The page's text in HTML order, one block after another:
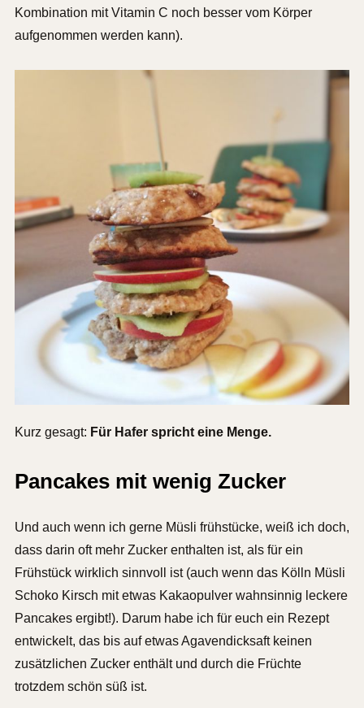
Kombination mit Vitamin C noch besser vom Körper
aufgenommen werden kann).
Kurz gesagt: Für Hafer spricht eine Menge.
Pancakes mit wenig Zucker
Und auch wenn ich gerne Müsli frühstücke, weiß ich doch,
dass darin oft mehr Zucker enthalten ist, als für ein
Frühstück wirklich sinnvoll ist (auch wenn das Kölln Müsli
Schoko Kirsch mit etwas Kakaopulver wahnsinnig leckere
Pancakes ergibt!). Darum habe ich für euch ein Rezept
entwickelt, das bis auf etwas Agavendicksaft keinen
zusätzlichen Zucker enthält und durch die Früchte
trotzdem schön süß ist.